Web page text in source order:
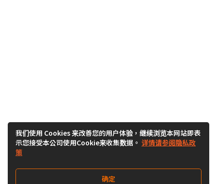
我们使用 Cookies 来改善您的用户体验，继续浏览本网站即表
示您接受本公司使用Cookie来收集数据。 详情请参阅隐私政
策
确定